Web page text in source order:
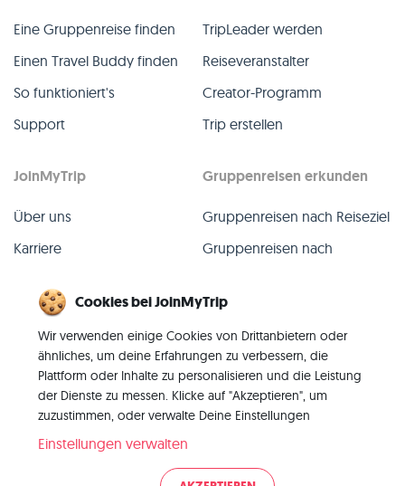
Eine Gruppenreise finden
Einen Travel Buddy finden
So funktioniert's
Support
TripLeader werden
Reiseveranstalter
Creator-Programm
Trip erstellen
JoinMyTrip
Über uns
Karriere
Blog
Kontakt
Gruppenreisen erkunden
Gruppenreisen nach Reiseziel
Gruppenreisen nach
Alle Gruppenreisen
Vergangene Gruppenreisen
Alle Kategorien
Cookies bei JoinMyTrip
Wir verwenden einige Cookies von Drittanbietern oder
ähnliches, um deine Erfahrungen zu verbessern, die
Plattform oder Inhalte zu personalisieren und die Leistung
der Dienste zu messen. Klicke auf "Akzeptieren", um
zuzustimmen, oder verwalte Deine Einstellungen
Einstellungen verwalten